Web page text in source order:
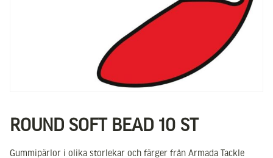
ROUND SOFT BEAD 10 ST
Gummipärlor i olika storlekar och färger från Armada Tackle